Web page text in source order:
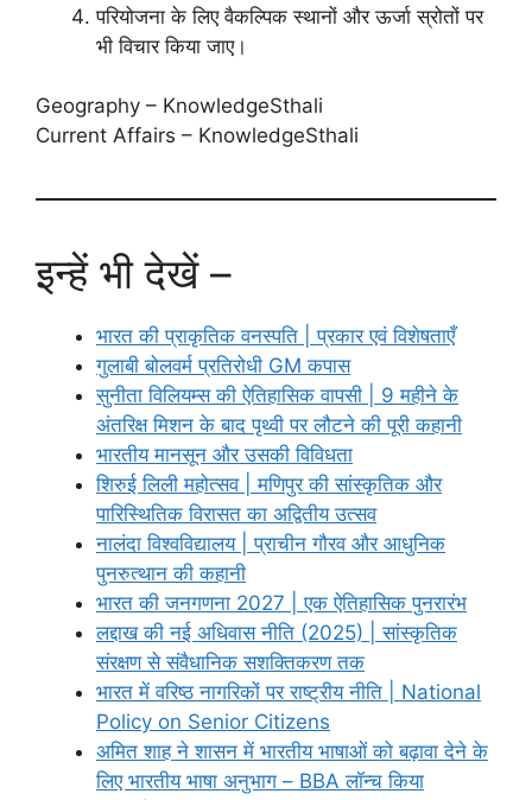
परियोजना के लिए वैकल्पिक स्थानों और ऊर्जा स्रोतों पर
भी विचार किया जाए।
Geography – KnowledgeSthali
Current Affairs – KnowledgeSthali
इन्हें भी देखें –
भारत की प्राकृतिक वनस्पति | प्रकार एवं विशेषताएँ
गुलाबी बोलवर्म प्रतिरोधी GM कपास
सुनीता विलियम्स की ऐतिहासिक वापसी | 9 महीने के
अंतरिक्ष मिशन के बाद पृथ्वी पर लौटने की पूरी कहानी
भारतीय मानसून और उसकी विविधता
शिरुई लिली महोत्सव | मणिपुर की सांस्कृतिक और
पारिस्थितिक विरासत का अद्वितीय उत्सव
नालंदा विश्वविद्यालय | प्राचीन गौरव और आधुनिक
पुनरुत्थान की कहानी
भारत की जनगणना 2027 | एक ऐतिहासिक पुनरारंभ
लद्दाख की नई अधिवास नीति (2025) | सांस्कृतिक
संरक्षण से संवैधानिक सशक्तिकरण तक
भारत में वरिष्ठ नागरिकों पर राष्ट्रीय नीति | National
Policy on Senior Citizens
अमित शाह ने शासन में भारतीय भाषाओं को बढ़ावा देने के
लिए भारतीय भाषा अनुभाग – BBA लॉन्च किया